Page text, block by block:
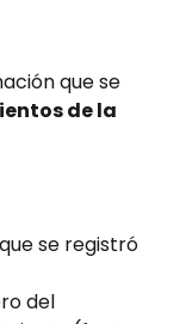
que se
de la
se registró
del